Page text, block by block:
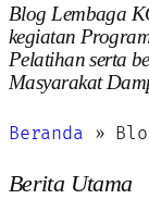
Blog Lembaga
kegiatan
Pelatihan serta
Masyarakat
Beranda »
Berita Utama